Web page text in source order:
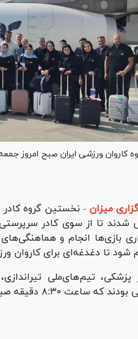
میزان - نخستین گروه
شدند تا از سوی کادر
بازی‌ها انجام و
شود تا دغدغه‌ای برای کاروان
تیم‌های‌ملی
روی‌میز،